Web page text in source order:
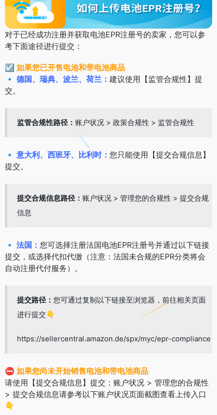
对于已经成功注册并获取电池EPR注册号的卖家，您可以参
考下面途径进行提交：
☑ 如果您已开售电池和带电池商品
🔹 德国、瑞典、波兰、荷兰： 建议使用【监管合规性】提
交。
监管合规性路径： 账户状况 > 政策合规性 > 监管合规性
🔹 意大利、西班牙、比利时： 您只能使用【提交合规信息】
提交。
提交合规信息路径： 账户状况 > 管理您的合规性 > 提交合规
信息
🔹 法国： 您可选择注册法国电池EPR注册号并通过以下链接
提交，或选择代扣代缴（注意：法国未合规的EPR分类将会
自动注册代付服务）。
提交路径： 您可通过复制以下链接至浏览器，前往相关页面
进行提交👇
https://sellercentral.amazon.de/spx/myc/epr-compliance
⛔ 如果您尚未开始销售电池和带电池商品
请使用【提交合规信息】提交：账户状况 > 管理您的合规性
> 提交合规信息请参考以下账户状况页面截图查看上传入口
👇